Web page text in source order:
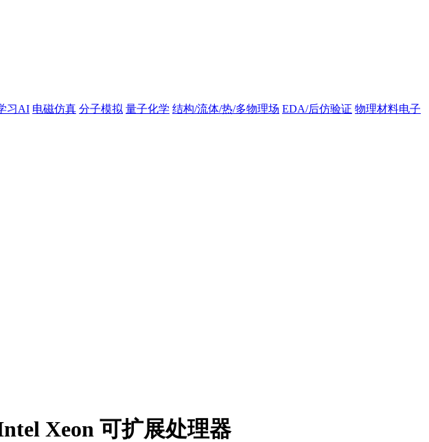
习AI 电磁仿真 分子模拟 量子化学 结构/流体/热/多物理场 EDA/后仿验证 物理材料电子
Xeon 可扩展处理器